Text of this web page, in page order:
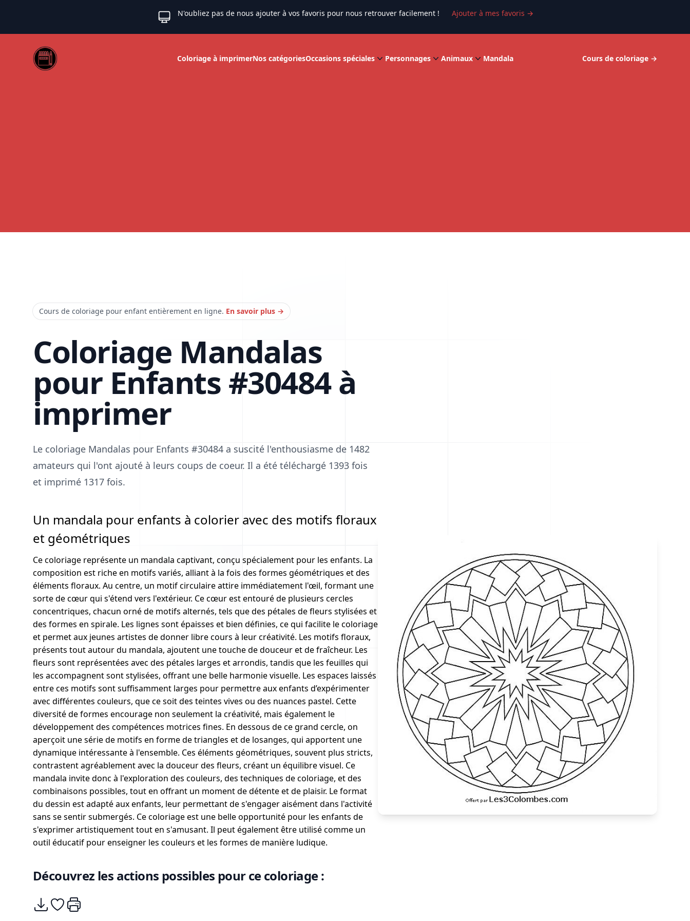
N'oubliez pas de nous ajouter à vos favoris pour nous retrouver facilement ! Ajouter à mes favoris →
Web coloriage
Coloriage à imprimerNos catégoriesOccasions spéciales Personnages Animaux Mandala Cours de coloriage →
Cours de coloriage pour enfant entièrement en ligne. En savoir plus →
Coloriage Mandalas
pour Enfants #30484 à
imprimer
Le coloriage Mandalas pour Enfants #30484 a suscité l'enthousiasme de 1482
amateurs qui l'ont ajouté à leurs coups de coeur. Il a été téléchargé 1393 fois
et imprimé 1317 fois.
Un mandala pour enfants à colorier avec des motifs floraux
et géométriques
Ce coloriage représente un mandala captivant, conçu spécialement pour les enfants. La
composition est riche en motifs variés, alliant à la fois des formes géométriques et des
éléments floraux. Au centre, un motif circulaire attire immédiatement l'œil, formant une
sorte de cœur qui s'étend vers l'extérieur. Ce cœur est entouré de plusieurs cercles
concentriques, chacun orné de motifs alternés, tels que des pétales de fleurs stylisées et
des formes en spirale. Les lignes sont épaisses et bien définies, ce qui facilite le coloriage
et permet aux jeunes artistes de donner libre cours à leur créativité. Les motifs floraux,
présents tout autour du mandala, ajoutent une touche de douceur et de fraîcheur. Les
fleurs sont représentées avec des pétales larges et arrondis, tandis que les feuilles qui
les accompagnent sont stylisées, offrant une belle harmonie visuelle. Les espaces laissés
entre ces motifs sont suffisamment larges pour permettre aux enfants d’expérimenter
avec différentes couleurs, que ce soit des teintes vives ou des nuances pastel. Cette
diversité de formes encourage non seulement la créativité, mais également le
développement des compétences motrices fines. En dessous de ce grand cercle, on
aperçoit une série de motifs en forme de triangles et de losanges, qui apportent une
dynamique intéressante à l'ensemble. Ces éléments géométriques, souvent plus stricts,
contrastent agréablement avec la douceur des fleurs, créant un équilibre visuel. Ce
mandala invite donc à l'exploration des couleurs, des techniques de coloriage, et des
combinaisons possibles, tout en offrant un moment de détente et de plaisir. Le format
du dessin est adapté aux enfants, leur permettant de s'engager aisément dans l'activité
sans se sentir submergés. Ce coloriage est une belle opportunité pour les enfants de
s'exprimer artistiquement tout en s'amusant. Il peut également être utilisé comme un
outil éducatif pour enseigner les couleurs et les formes de manière ludique.
Découvrez les actions possibles pour ce coloriage :
Télécharger
Ajouter à mes coups de coeurs
Imprimer